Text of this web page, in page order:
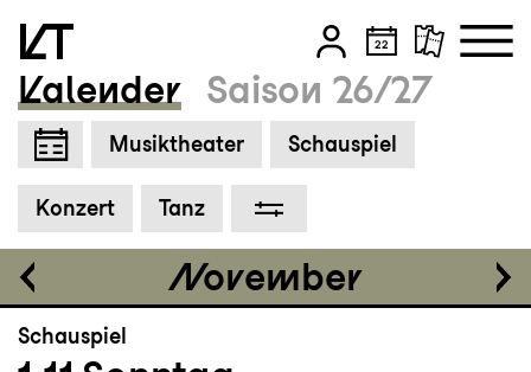
Zum Hauptinhalt springen
Zum Footer springen
Kalender Saison 26/27
Musiktheater Schauspiel
Konzert Tanz
November
Grosses Haus
19:00 - 21:20
Tickets
CHF 80-145
Schauspiel